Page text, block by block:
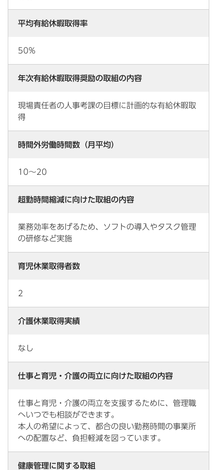
平均有給休暇取得率
50%
年次有給休暇取得奨励の取組の内容
現場責任者の人事考課の目標に計画的な有給休暇取
得
時間外労働時間数（月平均）
10～20
超勤時間縮減に向けた取組の内容
業務効率をあげるため、ソフトの導入やタスク管理
の研修など実施
育児休業取得者数
2
介護休業取得実績
なし
仕事と育児・介護の両立に向けた取組の内容
仕事と育児・介護の両立を支援するために、管理職
へいつでも相談ができます。
本人の希望によって、都合の良い勤務時間の事業所
への配置など、負担軽減を図っています。
健康管理に関する取組